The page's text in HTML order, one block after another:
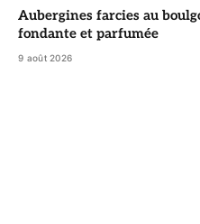
Aubergines farcies au
fondante et parfumée
9 août 2026